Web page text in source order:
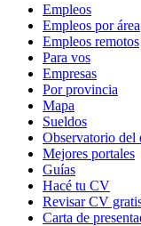
Empleos
Empleos por área
Empleos remotos
Para vos
Empresas
Por provincia
Mapa
Sueldos
Observatorio del
Mejores portales
Guías
Hacé tu CV
Revisar CV
Carta de